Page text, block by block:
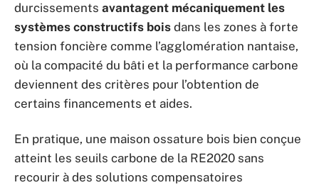
durcissements avantagent mécaniquement les
systèmes constructifs bois dans les zones à forte
tension foncière comme l’agglomération nantaise,
où la compacité du bâti et la performance carbone
deviennent des critères pour l’obtention de
certains financements et aides.
En pratique, une maison ossature bois bien conçue
atteint les seuils carbone de la RE2020 sans
recourir à des solutions compensatoires